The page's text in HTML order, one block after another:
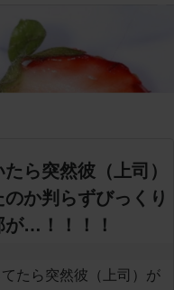
ら突然彼（上司）
か判らずびっくり
が…！！！！
たら突然彼（上司）が